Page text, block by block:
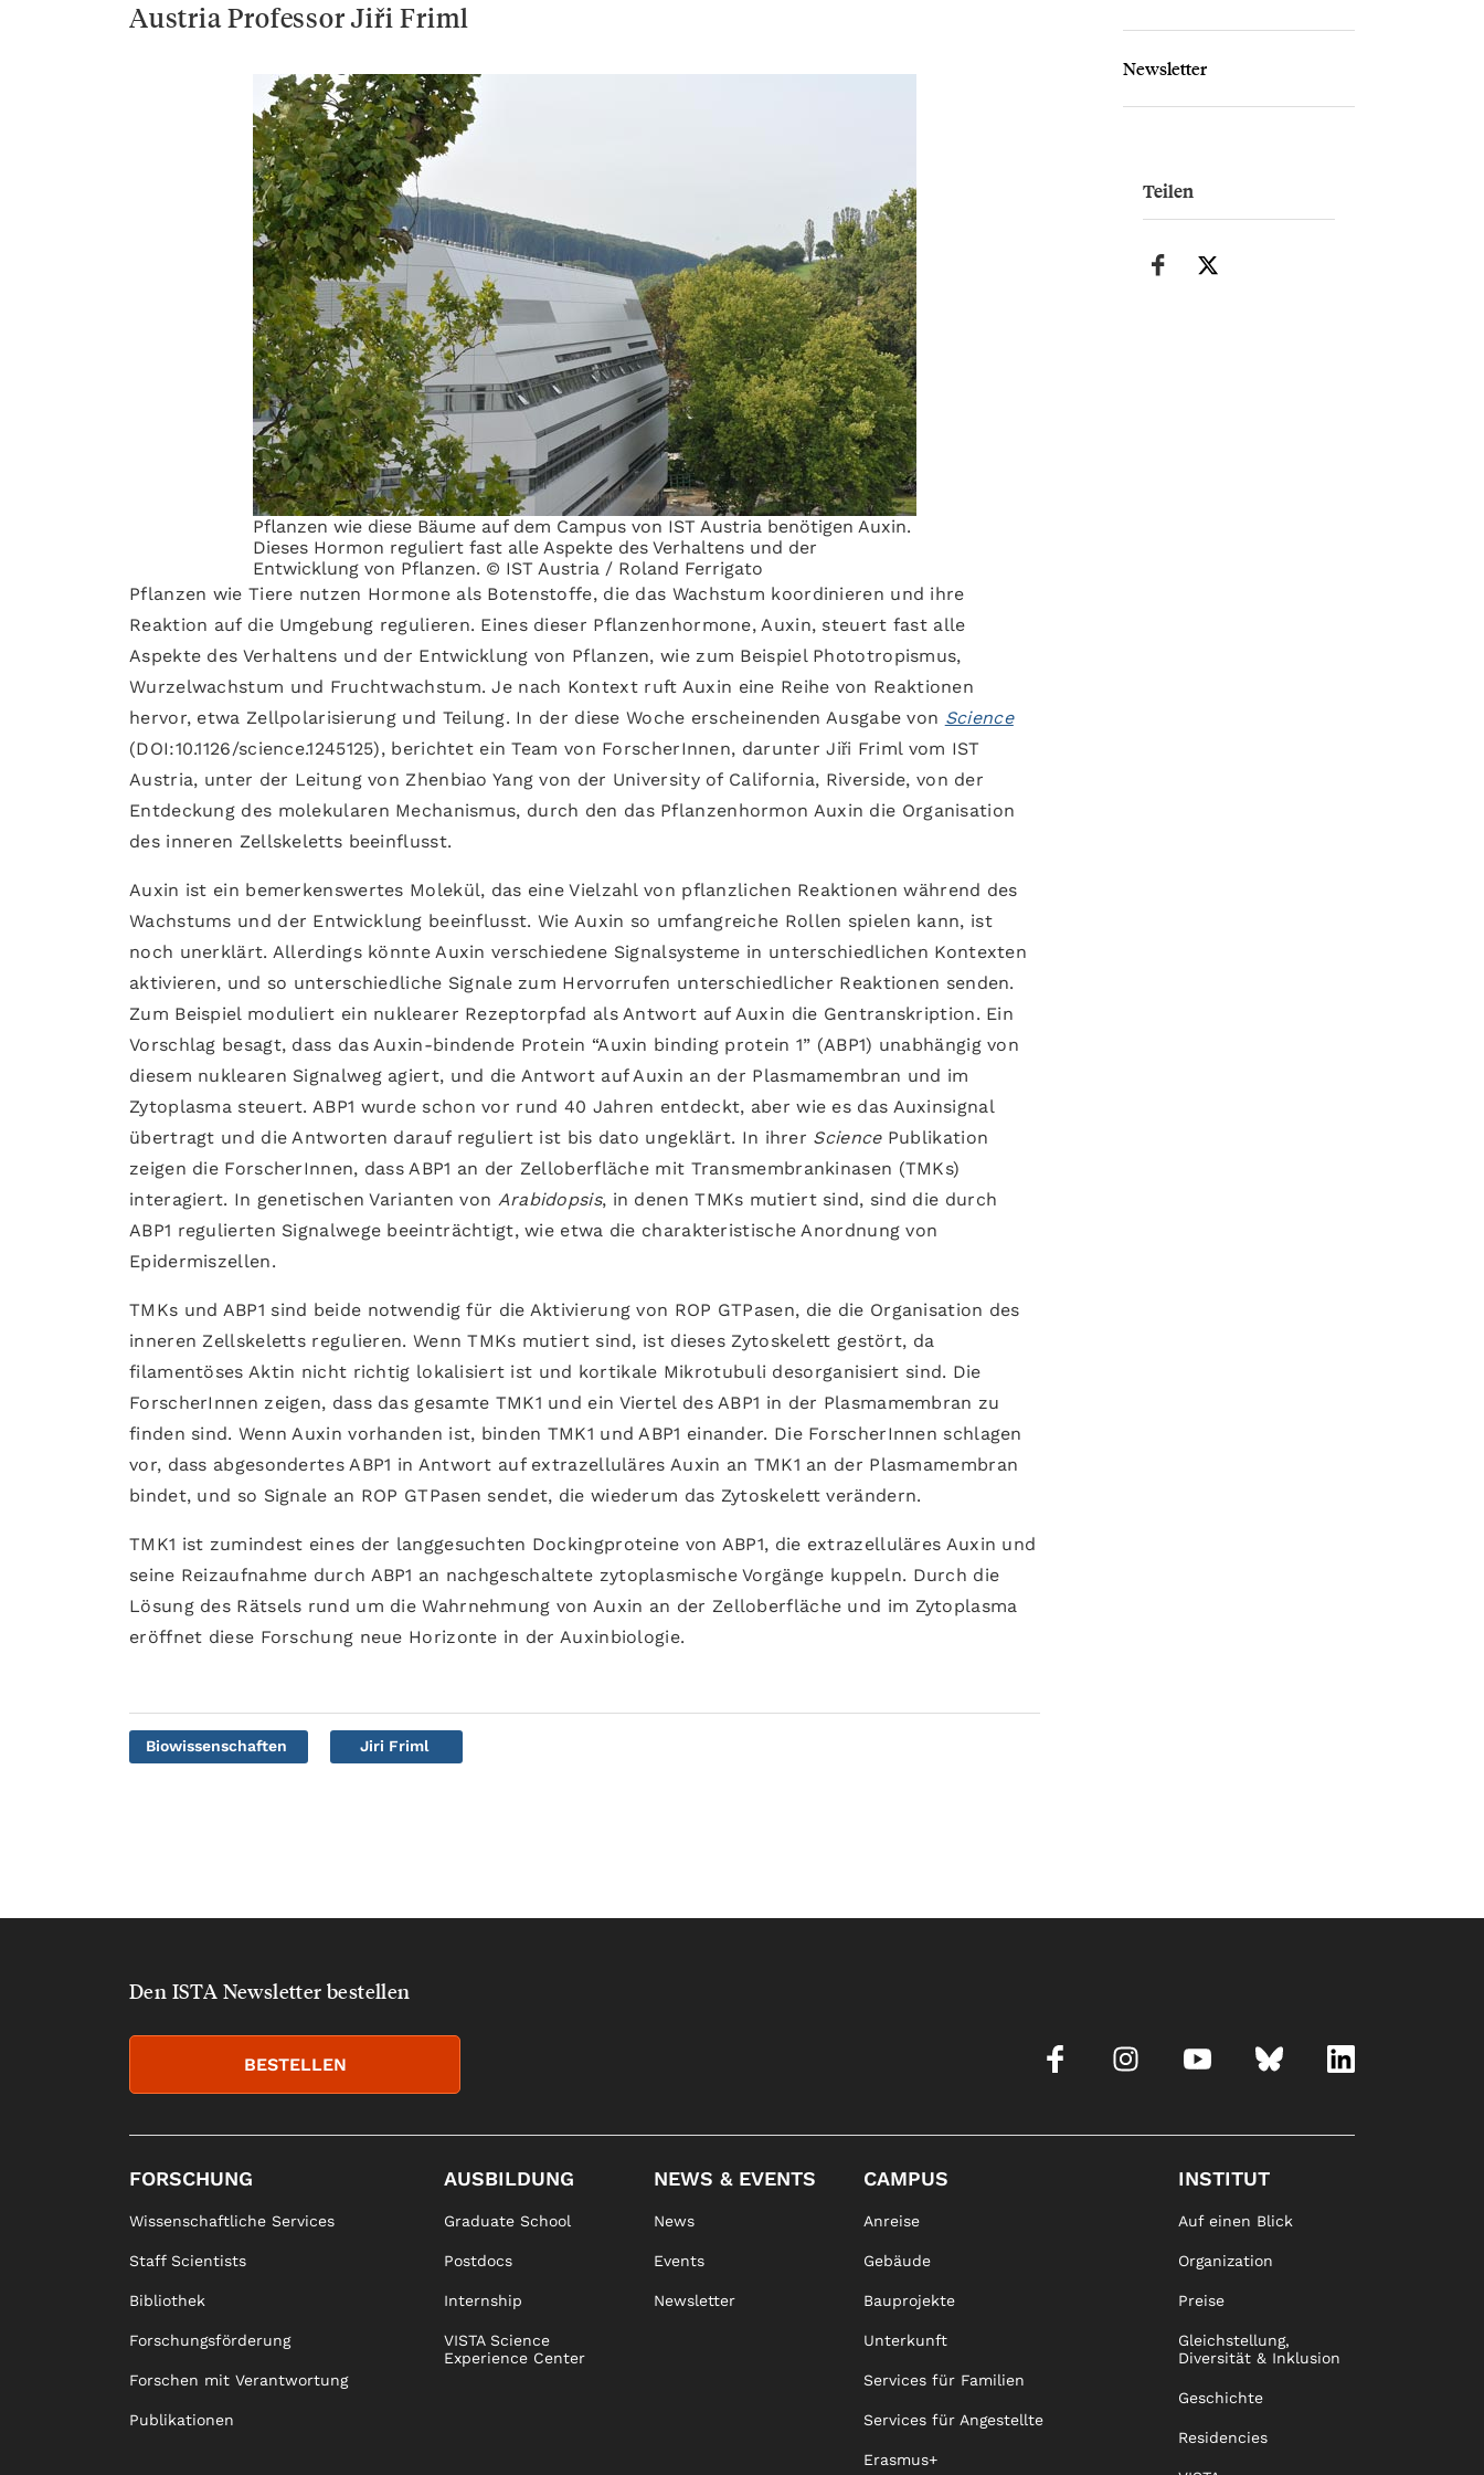
Austria Professor Jiři Friml
Pflanzen wie diese Bäume auf dem Campus von IST Austria benötigen Auxin.
Dieses Hormon reguliert fast alle Aspekte des Verhaltens und der
Entwicklung von Pflanzen. © IST Austria / Roland Ferrigato
Pflanzen wie Tiere nutzen Hormone als Botenstoffe, die das Wachstum koordinieren und ihre
Reaktion auf die Umgebung regulieren. Eines dieser Pflanzenhormone, Auxin, steuert fast alle
Aspekte des Verhaltens und der Entwicklung von Pflanzen, wie zum Beispiel Phototropismus,
Wurzelwachstum und Fruchtwachstum. Je nach Kontext ruft Auxin eine Reihe von Reaktionen
hervor, etwa Zellpolarisierung und Teilung. In der diese Woche erscheinenden Ausgabe von Science
(DOI:10.1126/science.1245125), berichtet ein Team von ForscherInnen, darunter Jiři Friml vom IST
Austria, unter der Leitung von Zhenbiao Yang von der University of California, Riverside, von der
Entdeckung des molekularen Mechanismus, durch den das Pflanzenhormon Auxin die Organisation
des inneren Zellskeletts beeinflusst.
Auxin ist ein bemerkenswertes Molekül, das eine Vielzahl von pflanzlichen Reaktionen während des
Wachstums und der Entwicklung beeinflusst. Wie Auxin so umfangreiche Rollen spielen kann, ist
noch unerklärt. Allerdings könnte Auxin verschiedene Signalsysteme in unterschiedlichen Kontexten
aktivieren, und so unterschiedliche Signale zum Hervorrufen unterschiedlicher Reaktionen senden.
Zum Beispiel moduliert ein nuklearer Rezeptorpfad als Antwort auf Auxin die Gentranskription. Ein
Vorschlag besagt, dass das Auxin-bindende Protein “Auxin binding protein 1” (ABP1) unabhängig von
diesem nuklearen Signalweg agiert, und die Antwort auf Auxin an der Plasmamembran und im
Zytoplasma steuert. ABP1 wurde schon vor rund 40 Jahren entdeckt, aber wie es das Auxinsignal
übertragt und die Antworten darauf reguliert ist bis dato ungeklärt. In ihrer SciencePublikation
zeigen die ForscherInnen, dass ABP1 an der Zelloberfläche mit Transmembrankinasen (TMKs)
interagiert. In genetischen Varianten von Arabidopsis, in denen TMKs mutiert sind, sind die durch
ABP1 regulierten Signalwege beeinträchtigt, wie etwa die charakteristische Anordnung von
Epidermiszellen.
TMKs und ABP1 sind beide notwendig für die Aktivierung von ROP GTPasen, die die Organisation des
inneren Zellskeletts regulieren. Wenn TMKs mutiert sind, ist dieses Zytoskelett gestört, da
filamentöses Aktin nicht richtig lokalisiert ist und kortikale Mikrotubuli desorganisiert sind. Die
ForscherInnen zeigen, dass das gesamte TMK1 und ein Viertel des ABP1 in der Plasmamembran zu
finden sind. Wenn Auxin vorhanden ist, binden TMK1 und ABP1 einander. Die ForscherInnen schlagen
vor, dass abgesondertes ABP1 in Antwort auf extrazelluläres Auxin an TMK1 an der Plasmamembran
bindet, und so Signale an ROP GTPasen sendet, die wiederum das Zytoskelett verändern.
TMK1 ist zumindest eines der langgesuchten Dockingproteine von ABP1, die extrazelluläres Auxin und
seine Reizaufnahme durch ABP1 an nachgeschaltete zytoplasmische Vorgänge kuppeln. Durch die
Lösung des Rätsels rund um die Wahrnehmung von Auxin an der Zelloberfläche und im Zytoplasma
eröffnet diese Forschung neue Horizonte in der Auxinbiologie.
Biowissenschaften Jiri Friml
Newsletter
Teilen
Den ISTA Newsletter bestellen
BESTELLEN
FORSCHUNG
Wissenschaftliche Services
Staff Scientists
Bibliothek
Forschungsförderung
Forschen mit Verantwortung
Publikationen
AUSBILDUNG
Graduate School
Postdocs
Internship
VISTA Science
Experience Center
NEWS & EVENTS
News
Events
Newsletter
CAMPUS
Anreise
Gebäude
Bauprojekte
Unterkunft
Services für Familien
Services für Angestellte
Erasmus+
INSTITUT
Auf einen Blick
Organization
Preise
Gleichstellung,
Diversität & Inklusion
Geschichte
Residencies